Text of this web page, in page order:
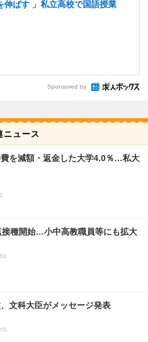
伸ばす 」私立高校で国語授業
Sponsored by
ニュース
を減額・返金した大学4.0％…私大
接種開始…小中高教職員等にも拡大
文科大臣がメッセージ発表